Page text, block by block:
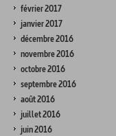
février 2017
janvier 2017
décembre 2016
novembre 2016
octobre 2016
septembre 2016
août 2016
juillet 2016
juin 2016